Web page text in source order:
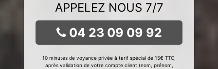
APPELEZ NOUS 7/7
04 23 09 09 92
10 minutes de voyance privée à tarif spécial de 15€ TTC,
après validation de votre compte client (nom, prénom,